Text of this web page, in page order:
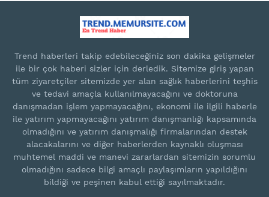
Trend haberleri takip edebileceğiniz son dakika gelişmeler
ile bir çok haberi sizler için derledik. Sitemize giriş yapan
tüm ziyaretçiler sitemizde yer alan sağlık haberlerini teşhis
ve tedavi amaçla kullanılmayacağını ve doktoruna
danışmadan işlem yapmayacağını, ekonomi ile ilgili haberle
ile yatırım yapmayacağını yatırım danışmanlığı kapsamında
olmadığını ve yatırım danışmalığı firmalarından destek
alacakalarını ve diğer haberlerden kaynaklı oluşması
muhtemel maddi ve manevi zararlardan sitemizin sorumlu
olmadığını sadece bilgi amaçlı paylaşımların yapıldığını
bildiği ve peşinen kabul ettiği sayılmaktadır.